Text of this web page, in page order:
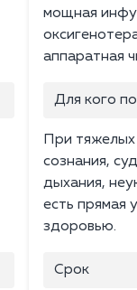
мощная
аппаратная
Для кого
При тяжелых
сознания,
дыхания,
есть прямая
здоровью.
Срок